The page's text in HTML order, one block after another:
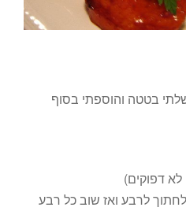
בטטה והוספתי בסוף
לרבע ואז שוב כל רבע